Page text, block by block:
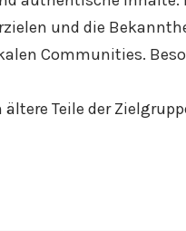
und die
Communities.
Teile der